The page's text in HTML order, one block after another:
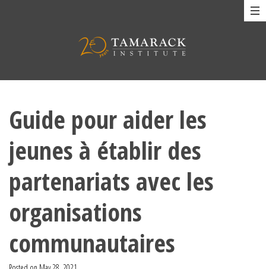
Guide pour aider les
jeunes à établir des
partenariats avec les
organisations
communautaires